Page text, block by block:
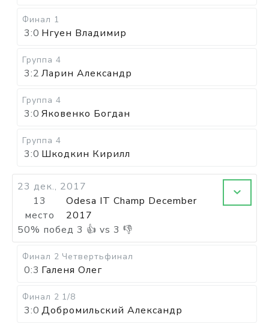
Финал 1
3:0 Нгуен Владимир
Группа 4
3:2 Ларин Александр
Группа 4
3:0 Яковенко Богдан
Группа 4
3:0 Шкодкин Кирилл
23 дек., 2017
13
место
Odesa IT Champ December
2017
50% побед 3 👍 vs 3 👎
Финал 2 Четвертьфинал
0:3 Галеня Олег
Финал 2 1/8
3:0 Добромильский Александр